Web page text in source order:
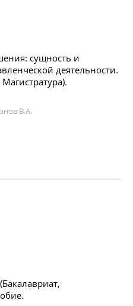
сущность и
деятельности.
В.А.